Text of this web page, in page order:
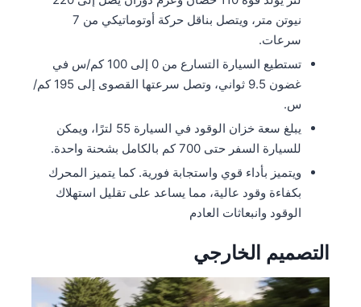
نيوتن متر، ويتصل بناقل حركة أوتوماتيكي من 7
سرعات.
تستطيع السيارة التسارع من 0 إلى 100 كم/س في
غضون 9.5 ثواني، وتصل سرعتها القصوى إلى 195 كم/
س.
يبلغ سعة خزان الوقود في السيارة 55 لترًا، ويمكن
للسيارة السفر حتى 700 كم بالكامل بشحنة واحدة.
ويتميز بأداء قوي واستجابة فورية. كما يتميز المحرك
بكفاءة وقود عالية، مما يساعد على تقليل استهلاك
الوقود وانبعاثات العادم
التصميم الخارجي